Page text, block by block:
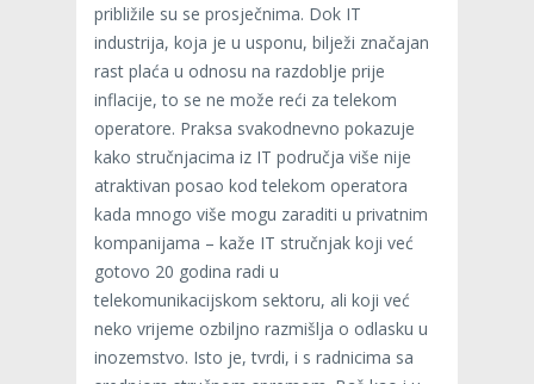
približile su se prosječnima. Dok IT
industrija, koja je u usponu, bilježi značajan
rast plaća u odnosu na razdoblje prije
inflacije, to se ne može reći za telekom
operatore. Praksa svakodnevno pokazuje
kako stručnjacima iz IT područja više nije
atraktivan posao kod telekom operatora
kada mnogo više mogu zaraditi u privatnim
kompanijama – kaže IT stručnjak koji već
gotovo 20 godina radi u
telekomunikacijskom sektoru, ali koji već
neko vrijeme ozbiljno razmišlja o odlasku u
inozemstvo. Isto je, tvrdi, i s radnicima sa